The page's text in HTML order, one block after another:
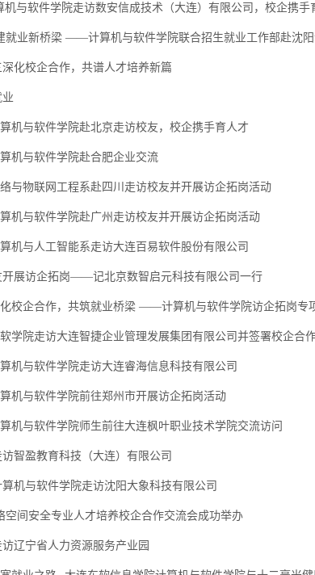
机与软件学院走访数安信成技术（大连）有限公司，校企携手
就业新桥梁 ——计算机与软件学院联合招生就业工作部赴沈
化校企合作，共谱人才培养新篇
机与软件学院赴北京走访校友，校企携手育人才
机与软件学院赴合肥企业交流
与物联网工程系赴四川走访校友并开展访企拓岗活动
机与软件学院赴广州走访校友并开展访企拓岗活动
机与人工智能系走访大连百易软件股份有限公司
开展访企拓岗——记北京数智启元科技有限公司一行
校企合作，共筑就业桥梁 ——计算机与软件学院访企拓岗专
学院走访大连智捷企业管理发展集团有限公司并签署校企合
机与软件学院走访大连睿海信息科技有限公司
机与软件学院前往郑州市开展访企拓岗活动
机与软件学院师生前往大连枫叶职业技术学院交流访问
智盈教育科技（大连）有限公司
机与软件学院走访沈阳大象科技有限公司
空间安全专业人才培养校企合作交流会成功举办
辽宁省人力资源服务产业园